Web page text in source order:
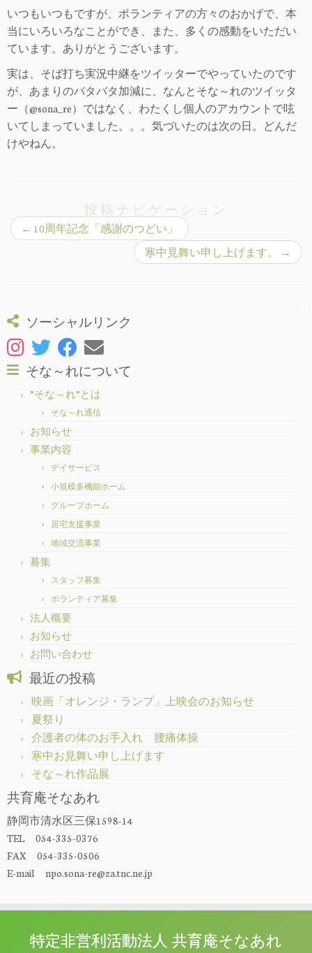
いつもいつもですが、ボランティアの方々のおかげで、本
当にいろいろなことができ、また、多くの感動をいただい
ています。ありがとうございます。
実は、そば打ち実況中継をツイッターでやっていたのです
が、あまりのバタバタ加減に、なんとそな～れのツイッタ
ー（@sona_re）ではなく、わたくし個人のアカウントで呟
いてしまっていました。。。気づいたのは次の日。どんだ
けやねん。
投稿ナビゲーション
← 10周年記念「感謝のつどい」
寒中見舞い申し上げます。
→
ソーシャルリンク
そな～れについて
”そな～れ”とは
そな～れ通信
お知らせ
事業内容
デイサービス
小規模多機能ホーム
グループホーム
居宅支援事業
地域交流事業
募集
スタッフ募集
ボランティア募集
法人概要
お知らせ
お問い合わせ
最近の投稿
映画「オレンジ・ランプ」上映会のお知らせ
夏祭り
介護者の体のお手入れ 腰痛体操
寒中お見舞い申し上げます
そな～れ作品展
共育庵そなあれ
静岡市清水区三保1598-14
TEL 054-335-0376
FAX 054-335-0506
E-mail npo.sona-re@za.tnc.ne.jp
特定非営利活動法人 共育庵そなあれ